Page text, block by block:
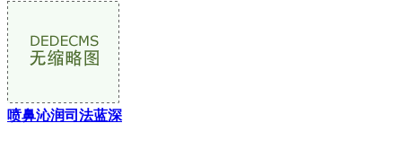
喷鼻沁润司法蓝深